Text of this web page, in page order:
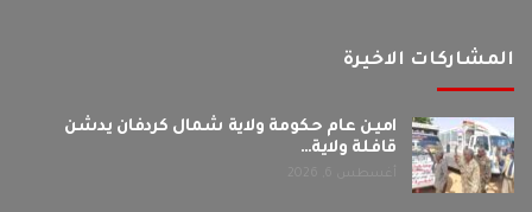
المشاركات الاخيرة
امين عام حكومة ولاية شمال كردفان يدشن
قافلة ولاية…